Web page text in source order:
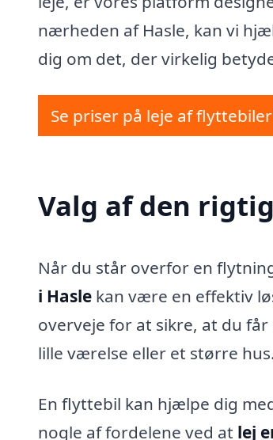
nærheden af Hasle, kan vi
dig om det, der virkelig
Se priser på leje af
Valg af den
Når du står overfor en
i Hasle kan være en effektiv
overveje for at sikre, at du
lille værelse eller et større hus.
En flyttebil kan hjælpe dig
nogle af fordelene ved at lej